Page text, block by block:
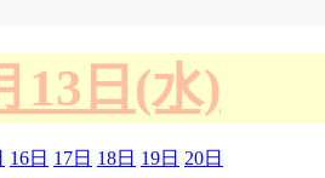
13日(水)
16日 17日 18日 19日 20日